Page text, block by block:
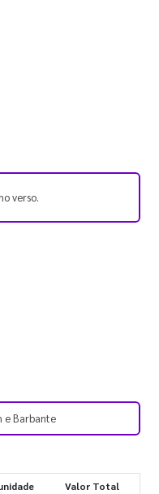
verso.
e Barbante
Valor Total